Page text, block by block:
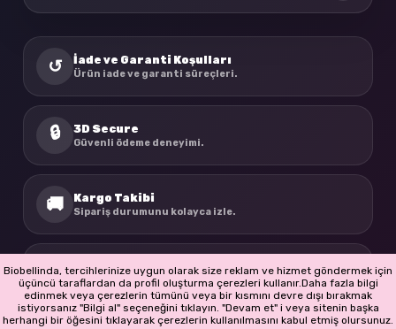
↺ İade ve Garanti Koşulları
Ürün iade ve garanti süreçleri.
🔒 3D Secure
Güvenli ödeme deneyimi.
🚚 Kargo Takibi
Sipariş durumunu kolayca izle.
☘ BioBellinda
Doğadan ilham alan ürünler.
Biobellinda, tercihlerinize uygun olarak size reklam ve hizmet göndermek için
üçüncü taraflardan da profil oluşturma çerezleri kullanır.Daha fazla bilgi
edinmek veya çerezlerin tümünü veya bir kısmını devre dışı bırakmak
istiyorsanız "Bilgi al" seçeneğini tıklayın. "Devam et" i veya sitenin başka
herhangi bir öğesini tıklayarak çerezlerin kullanılmasını kabul etmiş olursunuz.